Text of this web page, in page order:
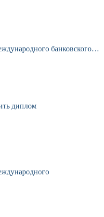
банковского…
диплом